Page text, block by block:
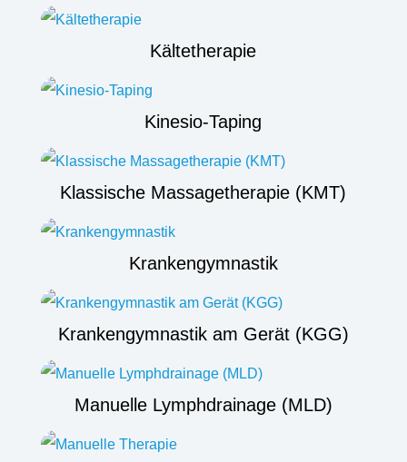
Kältetherapie
Kinesio-Taping
Klassische Massagetherapie (KMT)
Krankengymnastik
Krankengymnastik am Gerät (KGG)
Manuelle Lymphdrainage (MLD)